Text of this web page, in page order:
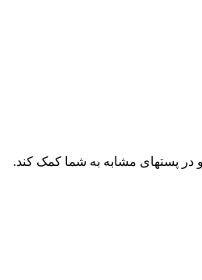
در پستهای مشابه به شما کمک کند.